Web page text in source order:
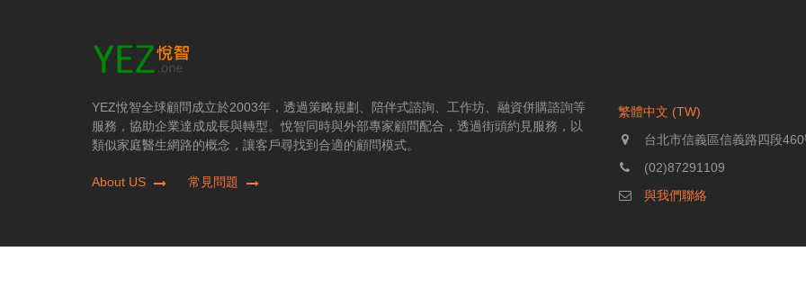
YEZ悅智全球顧問成立於2003年，透過策略規劃、陪伴式諮詢、工作坊、融資併購諮詢等
服務，協助企業達成成長與轉型。悅智同時與外部專家顧問配合，透過街頭約見服務，以
類似家庭醫生網路的概念，讓客戶尋找到合適的顧問模式。
About US 常見問題
繁體中文 (TW)
台北市信義區信義路四段
(02)87291109
與我們聯絡